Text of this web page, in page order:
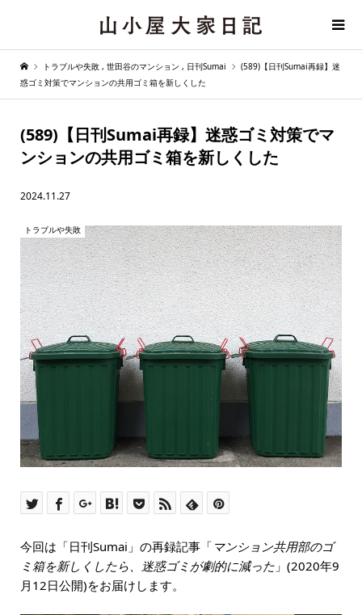
トラブルや失敗 , 世田谷のマンション , 日刊Sumai
(589)【日刊Sumai再録】迷
惑ゴミ対策でマンションの共用ゴミ箱を新しくした
(589)【日刊Sumai再録】迷惑ゴミ対策でマ
ンションの共用ゴミ箱を新しくした
2024.11.27
トラブルや失敗
今回は「日刊Sumai」の再録記事「 マンション共用部のゴ
ミ箱を新しくしたら、迷惑ゴミが劇的に減った」(2020年9
月12日公開)をお届けします。